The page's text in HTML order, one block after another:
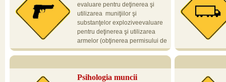
evaluare pentru deţinerea şi
utilizarea muniţiilor şi
substanţelor exploziveevaluare
pentru deţinerea şi utilizarea
armelor (obţinerea permisului de
port-armă) letală/neletalăevaluare pentru angajare,
pirotehnist, etc.
periodic, la
concură la
avizării
Psihologia muncii